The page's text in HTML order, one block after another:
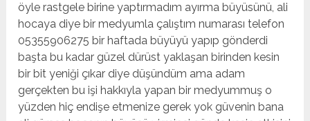
öyle rastgele birine yaptırmadım ayırma büyüsünü, ali
hocaya diye bir medyumla çalıştım numarası telefon
05355906275 bir haftada büyüyü yapıp gönderdi
başta bu kadar güzel dürüst yaklaşan birinden kesin
bir bit yeniği çıkar diye düşündüm ama adam
gerçekten bu işi hakkıyla yapan bir medyummuş o
yüzden hiç endişe etmenize gerek yok güvenin bana